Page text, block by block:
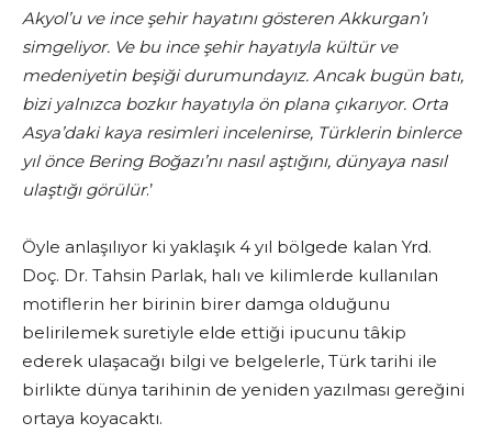
Akyol’u ve ince şehir hayatını gösteren Akkurgan’ı
simgeliyor. Ve bu ince şehir hayatıyla kültür ve
medeniyetin beşiği durumundayız. Ancak bugün batı,
bizi yalnızca bozkır hayatıyla ön plana çıkarıyor. Orta
Asya’daki kaya resimleri incelenirse, Türklerin binlerce
yıl önce Bering Boğazı’nı nasıl aştığını, dünyaya nasıl
ulaştığı görülür.’
Öyle anlaşılıyor ki yaklaşık 4 yıl bölgede kalan Yrd.
Doç. Dr. Tahsin Parlak, halı ve kilimlerde kullanılan
motiflerin her birinin birer damga olduğunu
belirilemek suretiyle elde ettiği ipucunu tâkip
ederek ulaşacağı bilgi ve belgelerle, Türk tarihi ile
birlikte dünya tarihinin de yeniden yazılması gereğini
ortaya koyacaktı.